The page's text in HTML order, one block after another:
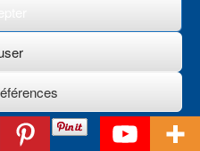
cookies
il a choisi d’utiliser EFT
du combat du Vietnam
une ré-
Dans le premier, il était
qui approchait.Dans